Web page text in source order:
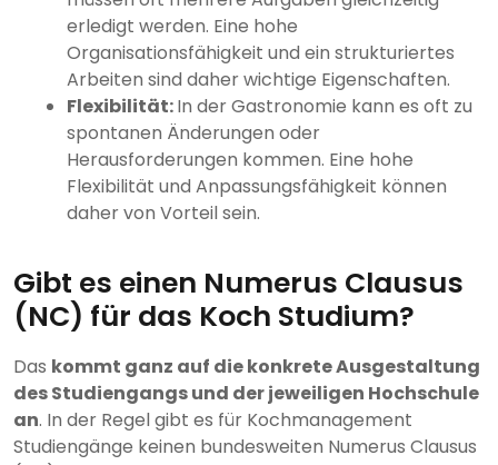
erledigt werden. Eine hohe
Organisationsfähigkeit und ein strukturiertes
Arbeiten sind daher wichtige Eigenschaften.
Flexibilität:In der Gastronomie kann es oft zu
spontanen Änderungen oder
Herausforderungen kommen. Eine hohe
Flexibilität und Anpassungsfähigkeit können
daher von Vorteil sein.
Gibt es einen Numerus Clausus
(NC) für das Koch Studium?
Das kommt ganz auf die konkrete Ausgestaltung
des Studiengangs und der jeweiligen Hochschule
an. In der Regel gibt es für Kochmanagement
Studiengänge keinen bundesweiten Numerus Clausus